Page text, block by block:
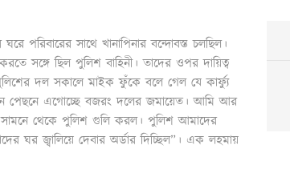
পরিবারের সাথে খানাপিনার বন্দোবস্ত চলছিল।
সঙ্গে ছিল পুলিশ বাহিনী। তাদের ওপর দায়িত্ব
দল সকালে মাইক ফুঁকে বলে গেল যে কার্ফ্যু
পেছনে এগোচ্ছে বজরং দলের জমায়েত। আমি আর
থেকে পুলিশ গুলি করল। পুলিশ আমাদের
ঘর জ্বালিয়ে দেবার অর্ডার দিচ্ছিল”। এক লহমায়